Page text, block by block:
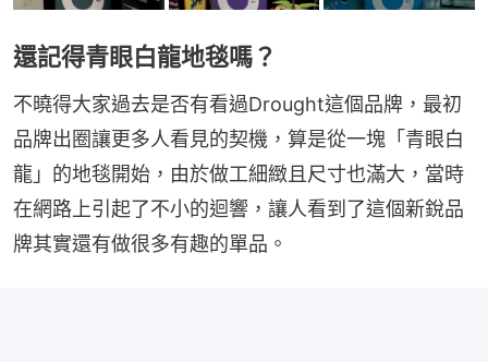
還記得青眼白龍地毯嗎？
不曉得大家過去是否有看過Drought這個品牌，最初
品牌出圈讓更多人看見的契機，算是從一塊「青眼白
龍」的地毯開始，由於做工細緻且尺寸也滿大，當時
在網路上引起了不小的迴響，讓人看到了這個新銳品
牌其實還有做很多有趣的單品。